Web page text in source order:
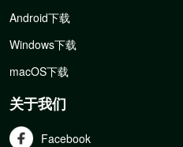
Android下载
Windows下载
macOS下载
关于我们
Facebook